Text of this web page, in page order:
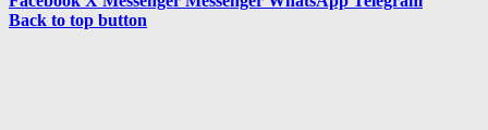
Back to top button